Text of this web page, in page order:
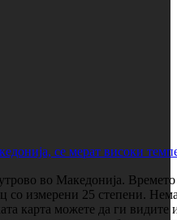
се мерат високи
во Македонија. Времето
со измерени 25 степени.
карта можете да ги видите